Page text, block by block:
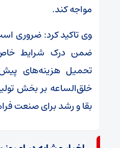
مواجه کند.
وی تاکید کرد: ضروری
ضمن درک شرایط خاص
تحمیل هزینه‌های
خلق‌الساعه بر بخش
بقا و رشد برای صنعت